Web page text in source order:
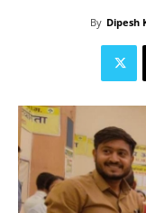
By Dipesh